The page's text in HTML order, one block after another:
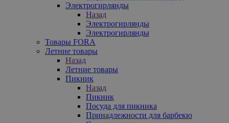
Электрогирлянды
Назад
Электрогирлянды
Электрогирлянды
Товары FORA
Летние товары
Назад
Летние товары
Пикник
Назад
Пикник
Посуда для пикника
Принадлежности для барбекю